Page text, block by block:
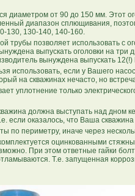
диаметром от 90 до 150 мм. Этот
диапазон сплющивания,
130, 130-140, 140-160.
трубы позволяет использовать с
выпускать оголовки на три
вынуждена выпускать 12(!)
использовать, если у Вашего
на скважинах нечасто, но
уплотнение только
должна выступать над дном
если оказалось, что Ваша
по периметру, иначе через
оцинкованными
При этом ответные гайки
Т.е. запущенная